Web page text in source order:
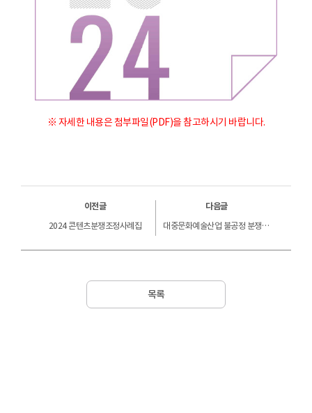
※ 자세한 내용은 첨부파일(PDF)을 참고하시기 바랍니다.
이전글
2024 콘텐츠분쟁조정사례집
다음글
대중문화예술산업 불공정 분쟁 사례 조사연구
목록